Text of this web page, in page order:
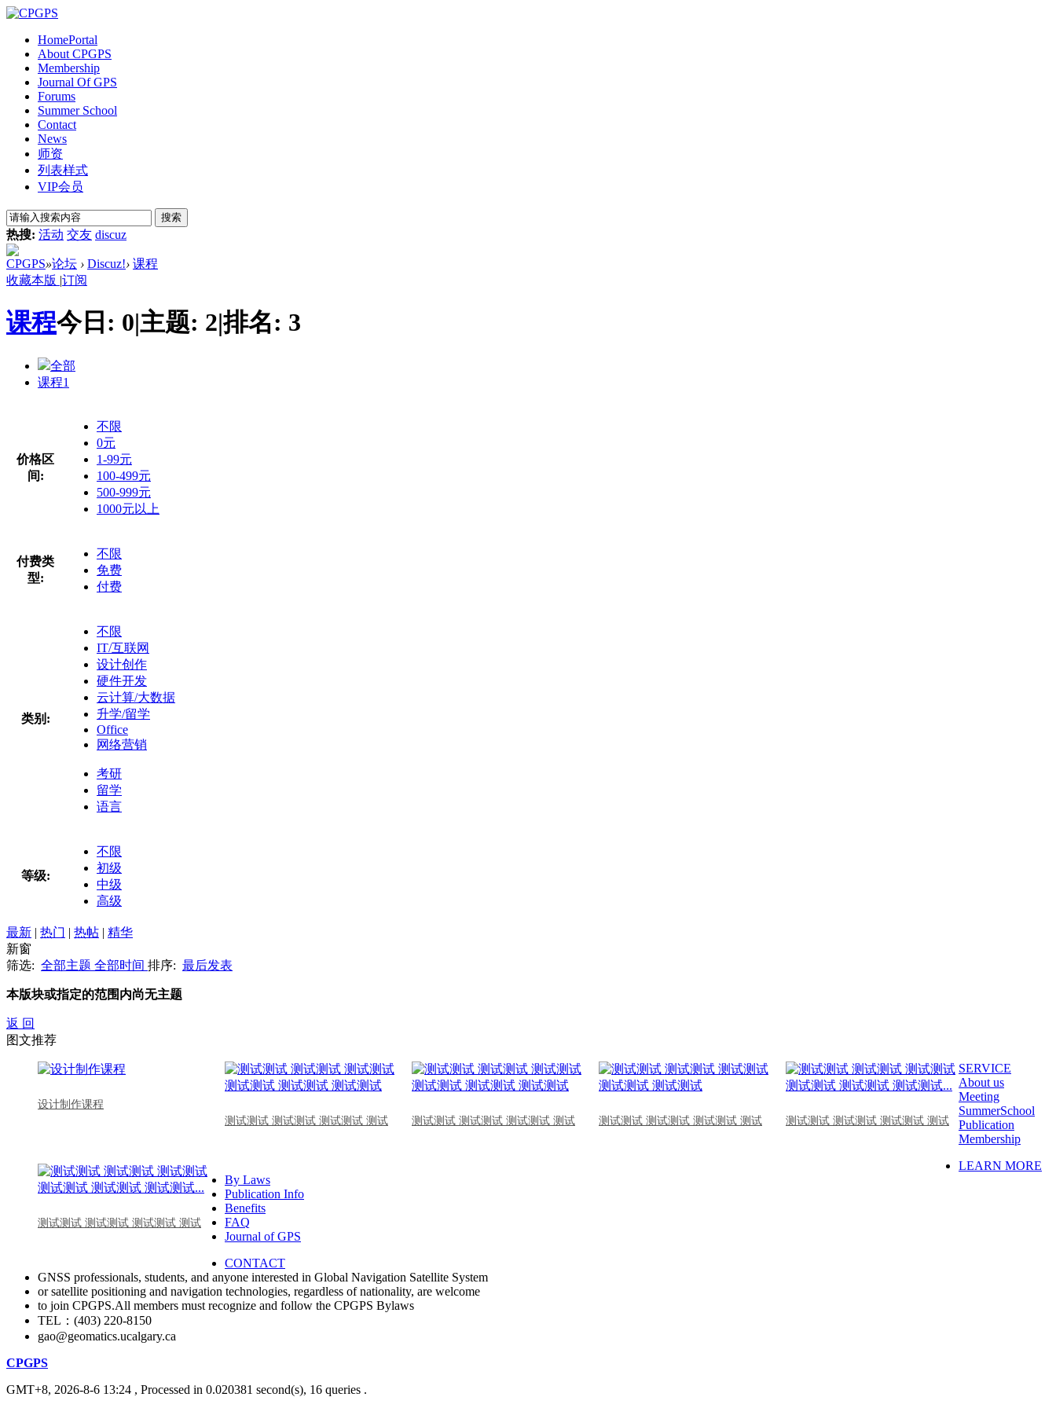
HomePortal
About CPGPS
Membership
Journal Of GPS
Forums
Summer School
Contact
News
师资
列表样式
VIP会员
搜索
热搜: 活动 交友 discuz
CPGPS»论坛 › Discuz!› 课程
收藏本版 |订阅
课程今日: 0|主题: 2|排名: 3
全部
课程1
价格区
间:
不限
0元
1-99元
100-499元
500-999元
1000元以上
付费类
型:
不限
免费
付费
类别:
不限
IT/互联网
设计创作
硬件开发
云计算/大数据
升学/留学
Office
网络营销
考研
留学
语言
等级:
不限
初级
中级
高级
最新 | 热门 | 热帖 | 精华
新窗
筛选: 全部主题 全部时间 排序: 最后发表
本版块或指定的范围内尚无主题
返 回
图文推荐
设计制作课程
测试测试 测试测试 测试测试 测试
测试测试 测试测试 测试测试 测试 测试测试 测试测试 测试测试 测试 测试测试 测试测试 测试测试 测试
测试测试 测试测试 测试测试 测试
SERVICE
About us
Meeting
SummerSchool
Publication
Membership
LEARN MORE
By Laws
Publication Info
Benefits
FAQ
Journal of GPS
CONTACT
GNSS professionals, students, and anyone interested in Global Navigation Satellite System
or satellite positioning and navigation technologies, regardless of nationality, are welcome
to join CPGPS.All members must recognize and follow the CPGPS Bylaws
TEL：(403) 220-8150
gao@geomatics.ucalgary.ca
CPGPS
GMT+8, 2026-8-6 13:24 , Processed in 0.020381 second(s), 16 queries .